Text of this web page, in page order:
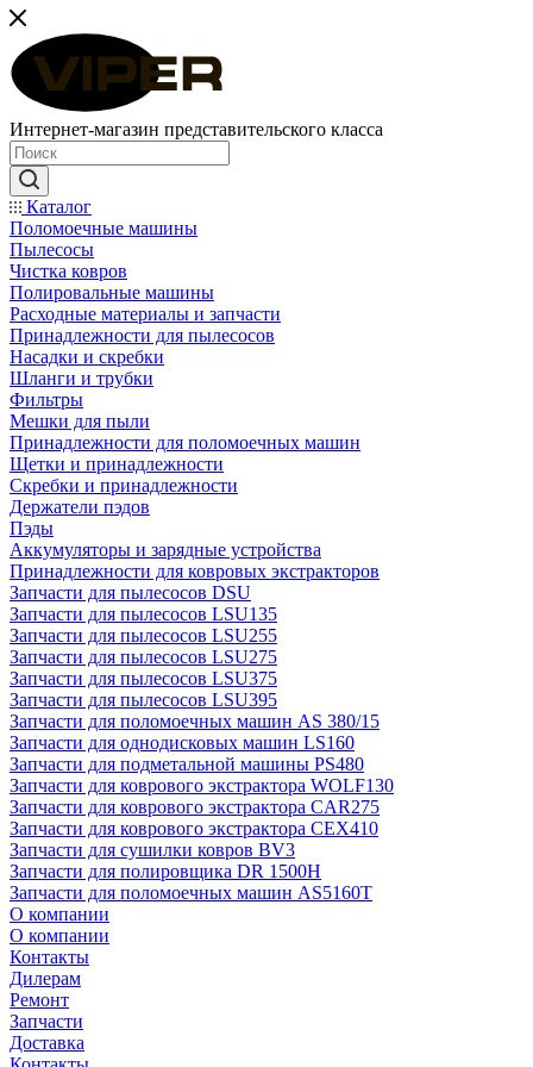
Интернет-магазин представительского класса
Каталог
Поломоечные машины
Пылесосы
Чистка ковров
Полировальные машины
Расходные материалы и запчасти
Принадлежности для пылесосов
Насадки и скребки
Шланги и трубки
Фильтры
Мешки для пыли
Принадлежности для поломоечных машин
Щетки и принадлежности
Скребки и принадлежности
Держатели пэдов
Пэды
Аккумуляторы и зарядные устройства
Принадлежности для ковровых экстракторов
Запчасти для пылесосов DSU
Запчасти для пылесосов LSU135
Запчасти для пылесосов LSU255
Запчасти для пылесосов LSU275
Запчасти для пылесосов LSU375
Запчасти для пылесосов LSU395
Запчасти для поломоечных машин AS 380/15
Запчасти для однодисковых машин LS160
Запчасти для подметальной машины PS480
Запчасти для коврового экстрактора WOLF130
Запчасти для коврового экстрактора CAR275
Запчасти для коврового экстрактора CEX410
Запчасти для сушилки ковров BV3
Запчасти для полировщика DR 1500H
Запчасти для поломоечных машин AS5160T
О компании
О компании
Контакты
Дилерам
Ремонт
Запчасти
Доставка